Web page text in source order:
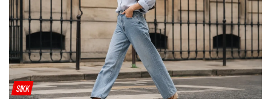
SIKK